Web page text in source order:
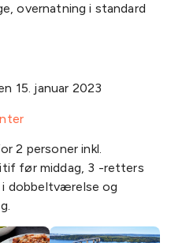
overnatning i standard
15. januar 2023
2 personer inkl.
før middag, 3 -retters
i dobbeltværelse og